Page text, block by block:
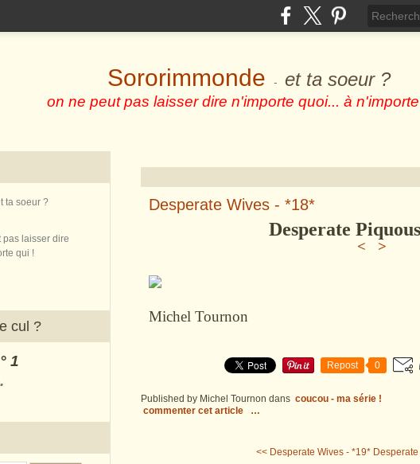
Sororimmonde - et ta soeur ?
on ne peut pas laisser dire n'importe quoi... à
ta soeur ?
pas laisser dire
qui !
cul ?
1
.
Desperate Wives - *18*
Desperate
< >
Michel Tournon
Repost 0
Published by Michel Tournon dans coucou - ma série !
commenter cet article
…
<< Desperate Wives - *19*